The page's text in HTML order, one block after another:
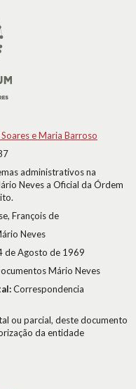
e Maria Barroso
administrativos na
Neves a Oficial da Órdem
François de
Neves
de Agosto de 1969
Mário Neves
Correspondencia
ou parcial, deste documento
da entidade